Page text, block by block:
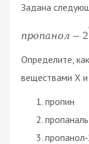
Задана
пропанол − 2
Определите,
веществами X и
пропин
пропаналь